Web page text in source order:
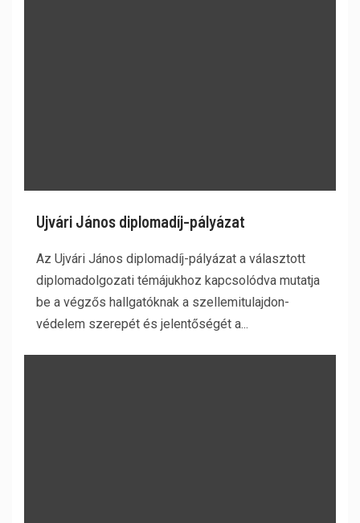
Ujvári János diplomadíj-pályázat
Az Ujvári János diplomadíj-pályázat a választott
diplomadolgozati témájukhoz kapcsolódva mutatja
be a végzős hallgatóknak a szellemitulajdon-
védelem szerepét és jelentőségét a...